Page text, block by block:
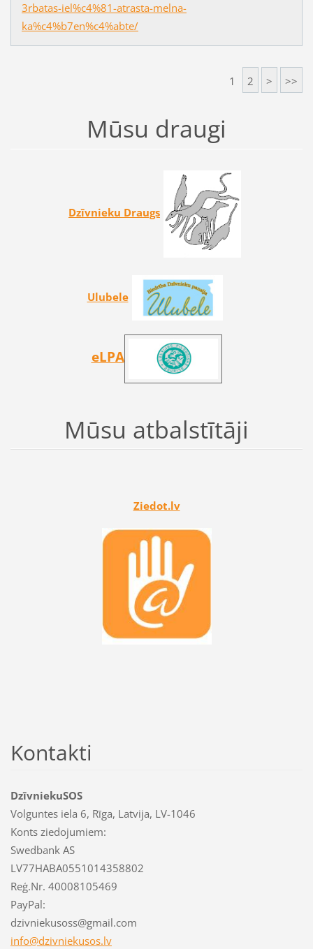
3rbatas-iel%c4%81-atrasta-melna-
ka%c4%b7en%c4%abte/
1 2 > >>
Mūsu draugi
Dzīvnieku Draugs
Ulubele
eLPA
Mūsu atbalstītāji
Ziedot.lv
Kontakti
DzīvniekuSOS
Volguntes iela 6, Rīga, Latvija, LV-1046
Konts ziedojumiem:
Swedbank AS
LV77HABA0551014358802
Reģ.Nr. 40008105469
PayPal:
dzivniekusoss@gmail.com
info@dzivniekusos.lv